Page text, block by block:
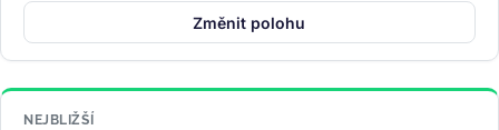
Změnit polohu
NEJBLIŽŠÍ